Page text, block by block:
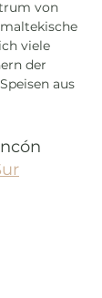
von
viele
der
aus